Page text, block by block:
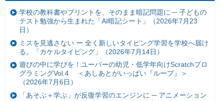
学校の教科書やプリントを、そのまま暗記問題に ─ 子どもの
テスト勉強から生まれた「AI暗記シート」（2026年7月23
日）
ミスを見逃さない ー 全く新しいタイピング学習を学校へ届け
る。「カケルタイピング」（2026年7月14日）
遊びの中に学びを！ユーバーの幼児・低学年向けScratchプロ
グラミングVol.4 ＜あしあとがいっぱい『ループ』＞
（2026年7月6日）
「あそぶ＋学ぶ」が反復学習のエンジンに ─ アニメーション